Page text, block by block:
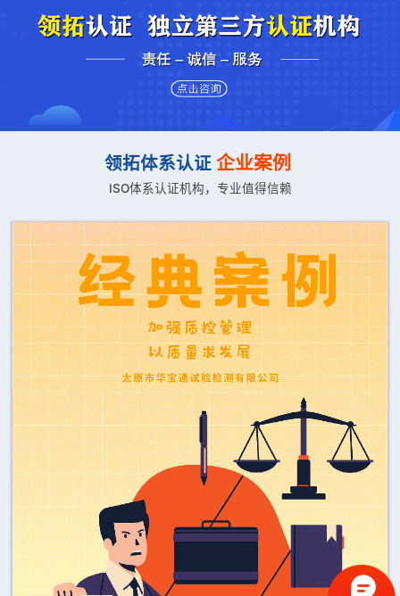
领拓体系认证 企业案例
ISO体系认证机构，专业值得信赖